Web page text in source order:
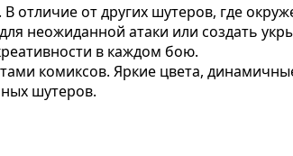
отличие от других шутеров, где
неожиданной атаки или создать
в каждом бою.
комиксов. Яркие цвета,
шутеров.